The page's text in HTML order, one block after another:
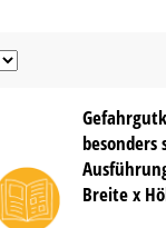
Breite x